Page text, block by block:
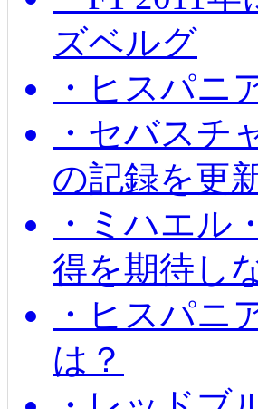
ズベルグ
・ヒスパニ
・セバスチ
の記録を更
・ミハエル
得を期待し
・ヒスパニ
は？